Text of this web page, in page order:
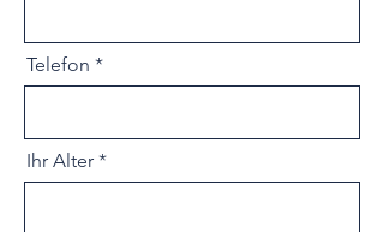
Telefon
Ihr Alter